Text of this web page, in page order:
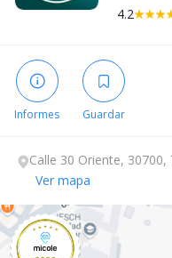
4.2
Informes Guardar
Calle 30 Oriente, 30700,
Ver mapa